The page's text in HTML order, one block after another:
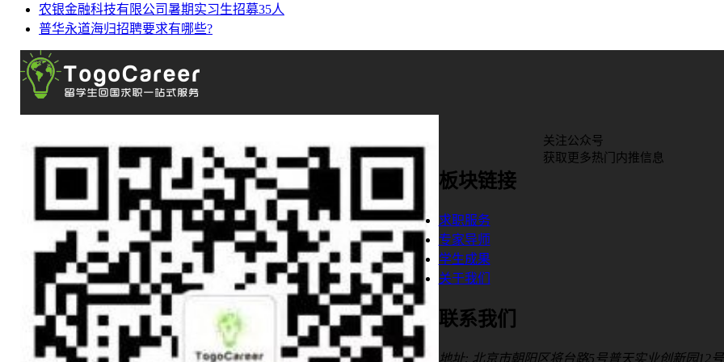
农银金融科技有限公司暑期实习生招募35人
普华永道海归招聘要求有哪些?
关注公众号
获取更多热门内推信息
板块链接
求职服务
专家导师
学生成果
关于我们
联系我们
地址: 北京市朝阳区将台路5号普天实业创新园12